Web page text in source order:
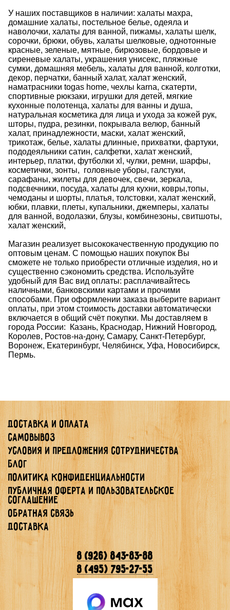
У наших поставщиков в наличии: халаты махра,
домашние халаты, постельное белье, одеяла и
наволочки, халаты для ванной, пижамы, халаты шелк,
сорочки, брюки, обувь, халаты шелковые, однотонные
красные, зеленые, мятные, бирюзовые, бордовые и
сиреневые халаты, украшения унисекс, пляжные
сумки, домашняя мебель, халаты для ванной, колготки,
декор, перчатки, банный халат, халат женский,
наматрасники togas home, чехлы karna, скатерти,
спортивные рюкзаки, игрушки для детей, мягкие
кухонные полотенца, халаты для ванны и душа,
натуральная косметика для лица и ухода за кожей рук,
шторы, пудра, резинки, покрывала велюр, банный
халат, принадлежности, маски, халат женский,
трикотаж, белье, халаты длинные, прихватки, фартуки,
пододеяльники сатин, салфетки, халат женский,
интерьер, платки, футболки xl, чулки, ремни, шарфы,
косметички, зонты, головные уборы, галстуки,
сарафаны, жилеты для девочек, свечи, зеркала,
подсвечники, посуда, халаты для кухни, ковры,топы,
чемоданы и шорты, платья, толстовки, халат женский,
юбки, плавки, плеты, купальники, джемперы, халаты
для ванной, водолазки, блузы, комбинезоны, свитшоты,
халат женский,
Магазин реализует высококачественную продукцию по
оптовым ценам. С помощью наших покупок Вы
сможете не только приобрести отличные изделия, но и
существенно сэкономить средства. Используйте
удобный для Вас вид оплаты: расплачивайтесь
наличными, банковскими картами и прочими
способами. При оформлении заказа выберите вариант
оплаты, при этом стоимость доставки автоматически
включается в общий счёт покупки. Мы доставляем в
города России:
Казань, Краснодар, Нижний Новгород,
Королев, Ростов-на-дону, Самару, Санкт-Петербург,
Воронеж, Екатеринбург, Челябинск, Уфа, Новосибирск,
Пермь.
Доставка и оплата
Самовывоз
Условия и предложения сотрудничества
Блог
Политика конфиденциальности
Публичная Оферта и Пользовательское
Соглашение
Обратная связь
Доставка
8 (926) 843-83-88
8 (495) 795-27-55